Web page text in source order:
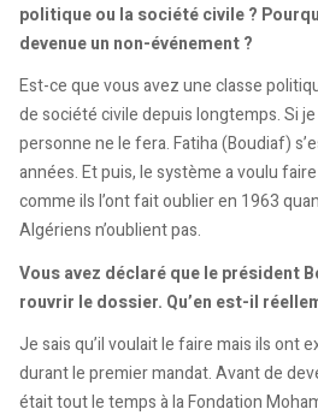
politique ou la société civile ?
devenue un non-événement ?
Est-ce que vous avez une classe
de société civile depuis longtemps. Si
personne ne le fera. Fatiha (Boudiaf)
années. Et puis, le système a voulu
comme ils l’ont fait oublier en 1963
Algériens n’oublient pas.
Vous avez déclaré que le président
rouvrir le dossier. Qu’en est-il
Je sais qu’il voulait le faire mais ils ont
durant le premier mandat. Avant de
était tout le temps à la Fondation